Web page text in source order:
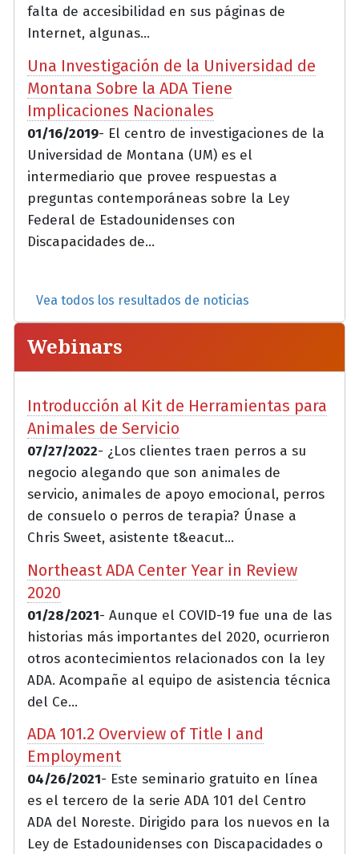
falta de accesibilidad en sus páginas de
Internet, algunas...
Una Investigación de la Universidad de
Montana Sobre la ADA Tiene
Implicaciones Nacionales
01/16/2019- El centro de investigaciones de la
Universidad de Montana (UM) es el
intermediario que provee respuestas a
preguntas contemporáneas sobre la Ley
Federal de Estadounidenses con
Discapacidades de...
Vea todos los resultados de noticias
Webinars
Introducción al Kit de Herramientas para
Animales de Servicio
07/27/2022- ¿Los clientes traen perros a su
negocio alegando que son animales de
servicio, animales de apoyo emocional, perros
de consuelo o perros de terapia? Únase a
Chris Sweet, asistente t&eacut...
Northeast ADA Center Year in Review
2020
01/28/2021- Aunque el COVID-19 fue una de las
historias más importantes del 2020, ocurrieron
otros acontecimientos relacionados con la ley
ADA. Acompañe al equipo de asistencia técnica
del Ce...
ADA 101.2 Overview of Title I and
Employment
04/26/2021- Este seminario gratuito en línea
es el tercero de la serie ADA 101 del Centro
ADA del Noreste. Dirigido para los nuevos en la
Ley de Estadounidenses con Discapacidades o